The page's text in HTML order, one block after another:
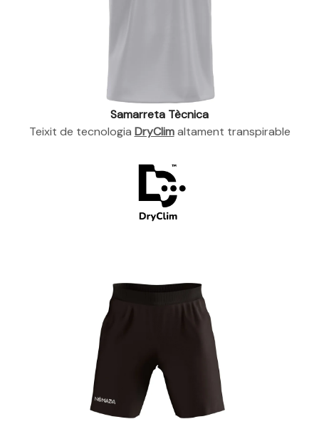
Samarreta Tècnica
Teixit de tecnologia DryClimaltament transpirable